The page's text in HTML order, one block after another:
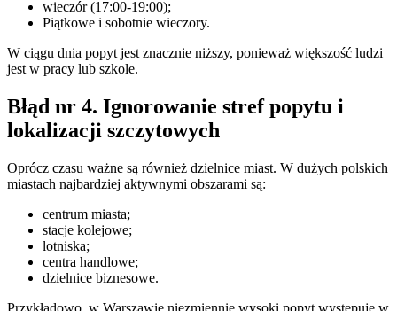
wieczór (17:00-19:00);
Piątkowe i sobotnie wieczory.
W ciągu dnia popyt jest znacznie niższy, ponieważ większość ludzi
jest w pracy lub szkole.
Błąd nr 4. Ignorowanie stref popytu i
lokalizacji szczytowych
Oprócz czasu ważne są również dzielnice miast. W dużych polskich
miastach najbardziej aktywnymi obszarami są:
centrum miasta;
stacje kolejowe;
lotniska;
centra handlowe;
dzielnice biznesowe.
Przykładowo, w Warszawie niezmiennie wysoki popyt występuje w